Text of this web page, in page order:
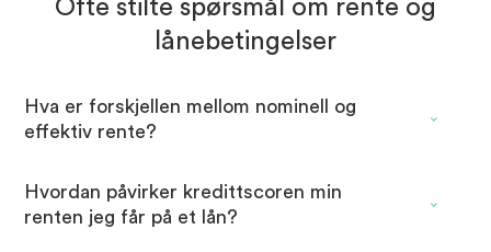
Ofte stilte spørsmål om rente og
lånebetingelser
Hva er forskjellen mellom nominell og
effektiv rente?
Hvordan påvirker kredittscoren min
renten jeg får på et lån?